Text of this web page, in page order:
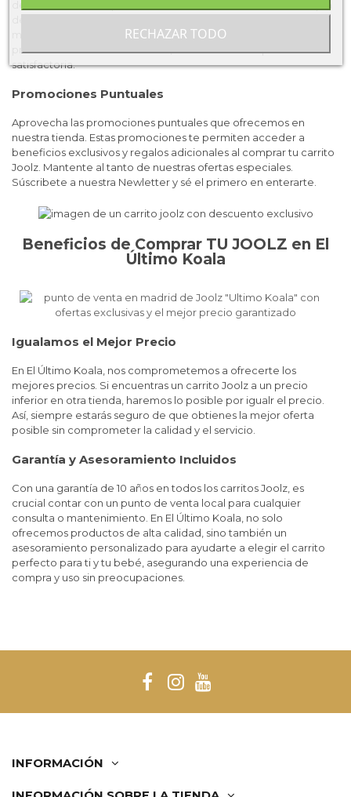
mejor precio, sino también acceso a todas las ventajas y
promociones directas de Joolz, haciendo tu compra aún más
satisfactoria.
Promociones Puntuales
Aprovecha las promociones puntuales que ofrecemos en
nuestra tienda. Estas promociones te permiten acceder a
beneficios exclusivos y regalos adicionales al comprar tu carrito
Joolz. Mantente al tanto de nuestras ofertas especiales.
Súscribete a nuestra Newletter y sé el primero en enterarte.
Beneficios de Comprar TU JOOLZ en El
Último Koala
Igualamos el Mejor Precio
En El Último Koala, nos comprometemos a ofrecerte los
mejores precios. Si encuentras un carrito Joolz a un precio
inferior en otra tienda, haremos lo posible por igualr el precio.
Así, siempre estarás seguro de que obtienes la mejor oferta
posible sin comprometer la calidad y el servicio.
Garantía y Asesoramiento Incluidos
Con una garantía de 10 años en todos los carritos Joolz, es
crucial contar con un punto de venta local para cualquier
consulta o mantenimiento. En El Último Koala, no solo
ofrecemos productos de alta calidad, sino también un
asesoramiento personalizado para ayudarte a elegir el carrito
perfecto para ti y tu bebé, asegurando una experiencia de
compra y uso sin preocupaciones.
INFORMACIÓN
RECHAZAR TODO